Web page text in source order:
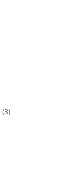
(3)